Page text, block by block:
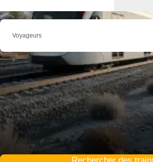
Voyageurs